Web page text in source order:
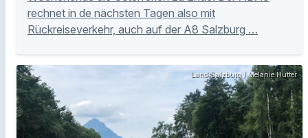
rechnet in de nächsten Tagen also mit
Rückreiseverkehr, auch auf der A8 Salzburg …
Land Salzburg / Melanie Hutter